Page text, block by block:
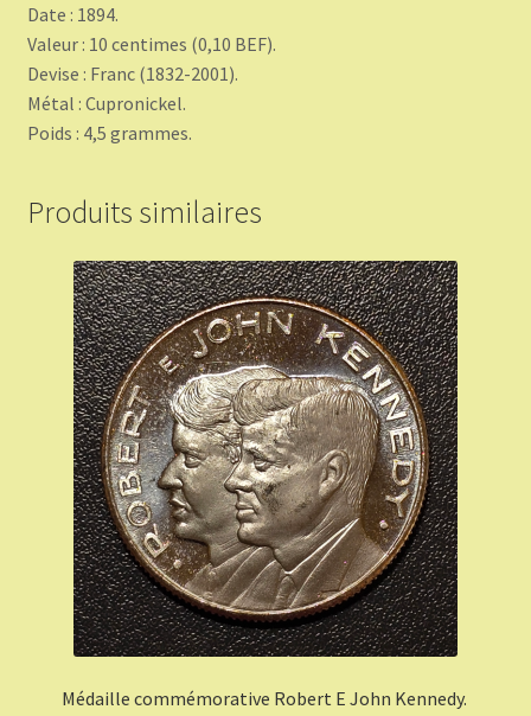
Date : 1894.
Valeur : 10 centimes (0,10 BEF).
Devise : Franc (1832-2001).
Métal : Cupronickel.
Poids : 4,5 grammes.
Produits similaires
Médaille commémorative Robert E John Kennedy.